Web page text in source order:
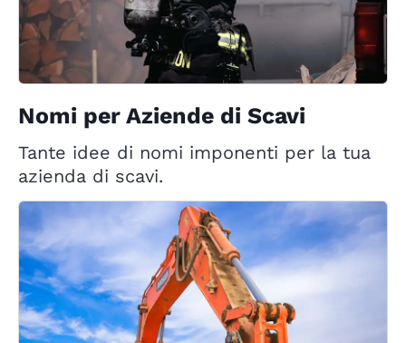
Nomi per Aziende di Scavi
Tante idee di nomi imponenti per la tua
azienda di scavi.